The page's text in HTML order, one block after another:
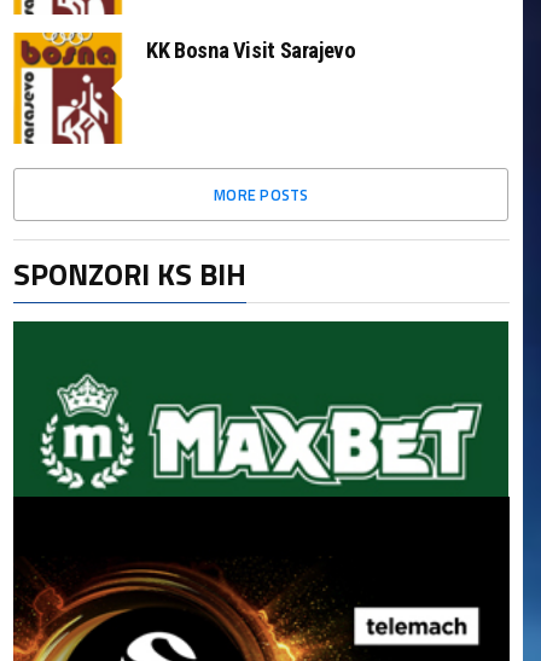
KK Bosna Visit Sarajevo
MORE POSTS
SPONZORI KS BIH